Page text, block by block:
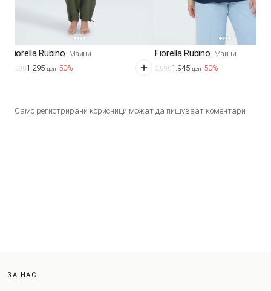
Fiorella Rubino Маици
2.5901.295 ден-50%
Fiorella Rubino Маици
3.8901.945 ден-50%
Само регистрирани корисници можат да пишуваат коментари
ЗА НАС